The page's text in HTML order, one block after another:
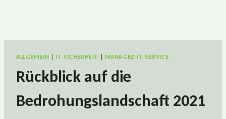
ALLGEMEIN | IT SICHERHEIT | MANAGED IT SERVICE
Rückblick auf die
Bedrohungslandschaft 2021